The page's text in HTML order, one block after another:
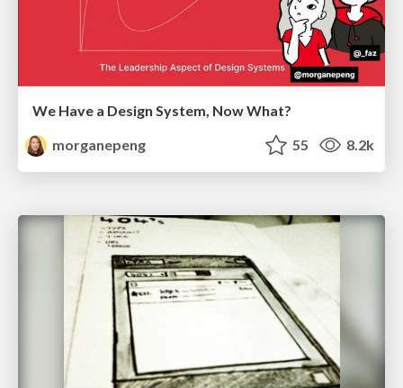
We Have a Design System, Now What?
morganepeng
55 8.2k